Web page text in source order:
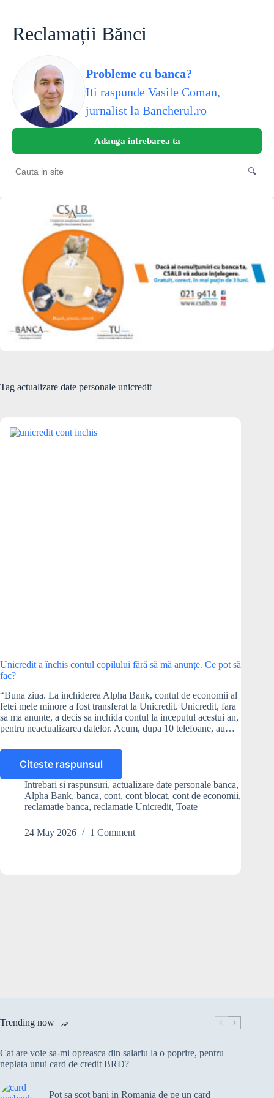
contentReclamații Bănci
Probleme cu banca?
Iti raspunde Vasile Coman,
jurnalist la Bancherul.ro
Adauga intrebarea ta
Cauta
in
🔍
Tag actualizare date personale unicredit
Unicredit a închis contul copilului fără să mă anunțe. Ce pot să
fac?
“Buna ziua. La inchiderea Alpha Bank, contul de economii al
fetei mele minore a fost transferat la Unicredit. Unicredit, fara
sa ma anunte, a decis sa inchida contul la inceputul acestui an,
pentru neactualizarea datelor. Acum, dupa 10 telefoane, au…
Citeste raspunsul
Unicredit
a
închis
contul
fără
Intrebari si raspunsuri, actualizare date personale banca,
Alpha Bank, banca, cont, cont blocat, cont de economii,
reclamatie banca, reclamatie Unicredit, Toate
24 May 2026 1 Comment
Trending now
Cat are voie sa-mi opreasca din salariu la o poprire, pentru
neplata unui card de credit BRD?
Pot sa scot bani in Romania de pe un card